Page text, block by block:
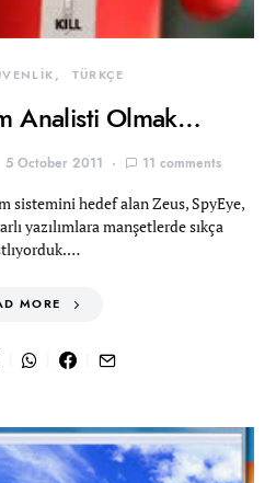
TÜRKÇE
Analisti Olmak…
5 October 2011 11 comments
sistemini hedef alan Zeus, SpyEye,
yazılımlara manşetlerde sıkça
MORE